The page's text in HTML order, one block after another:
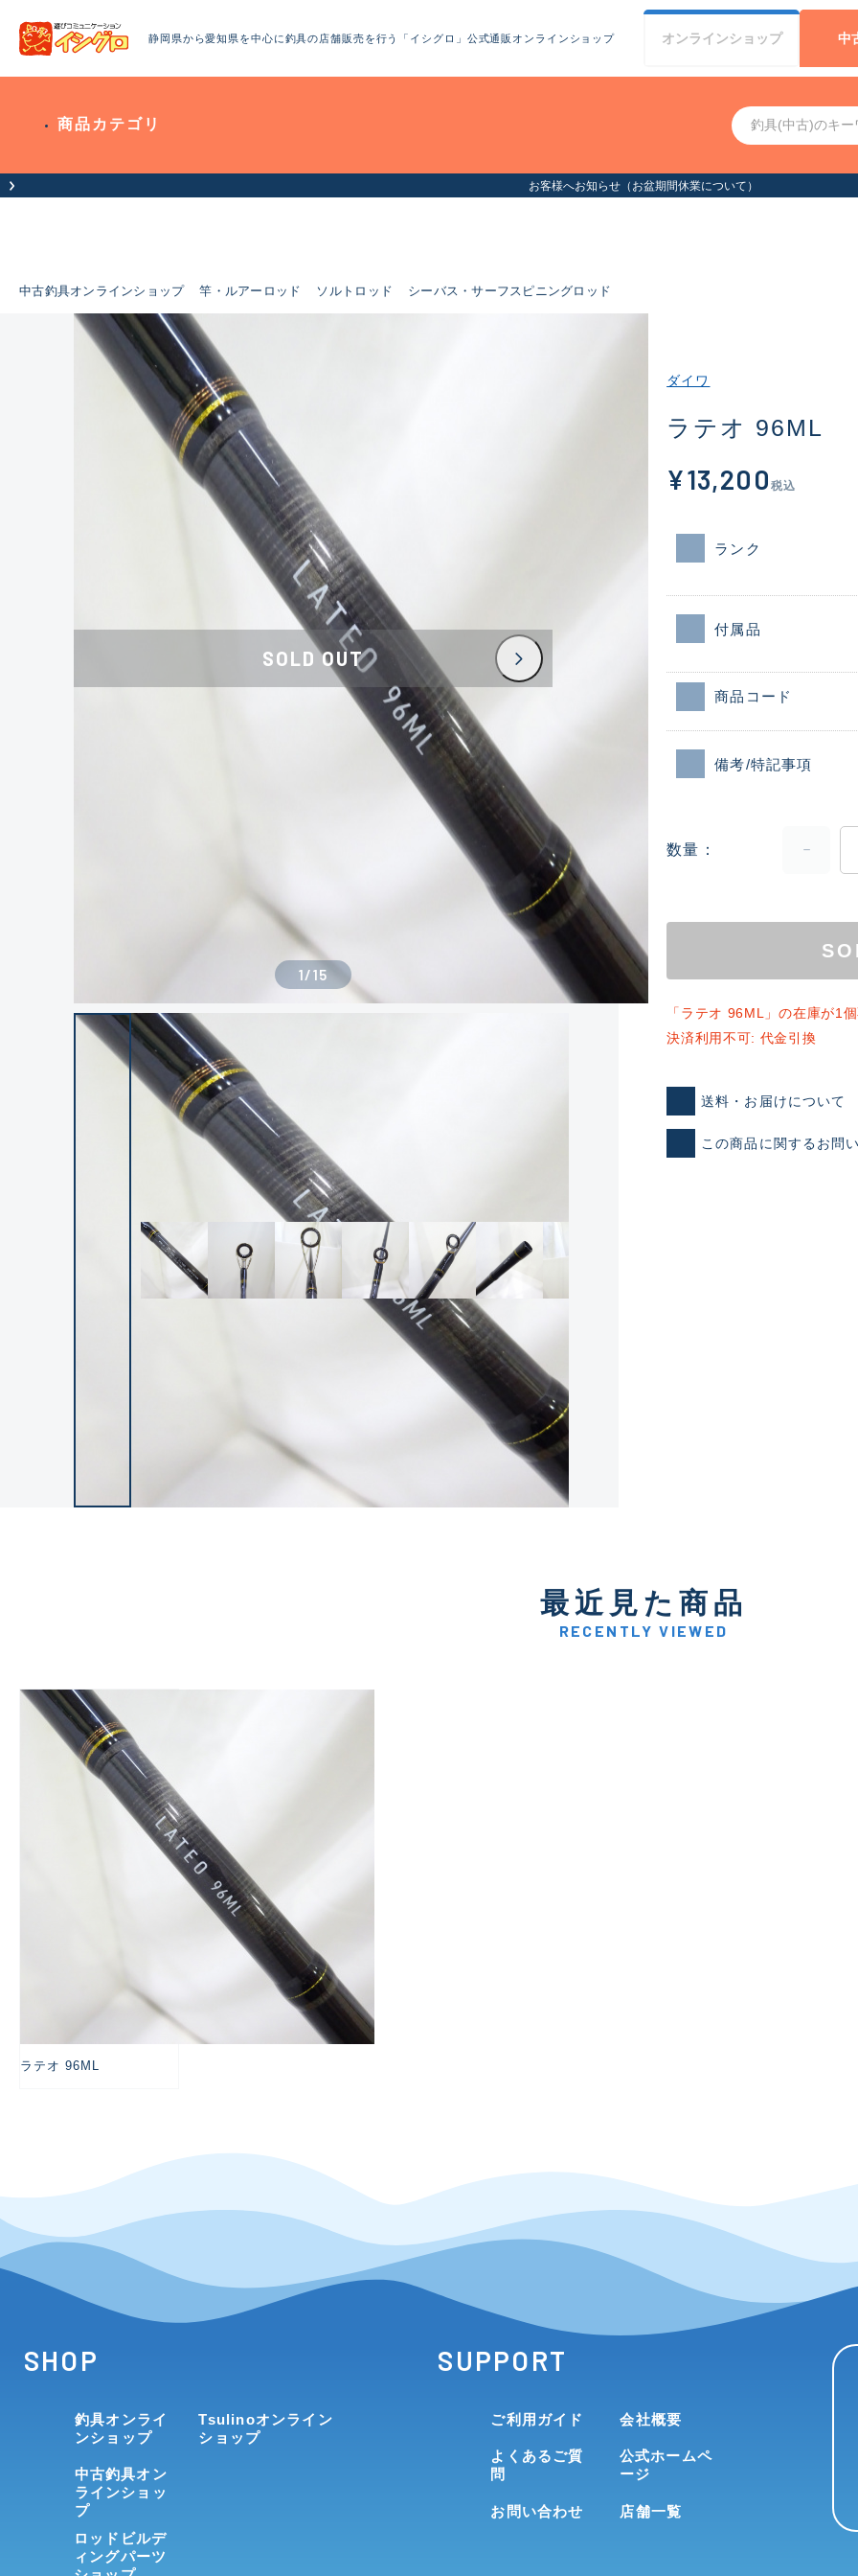
静岡県から愛知県を中心に釣具の店舗販売を行う「イシグロ」公式通販オンラインショップ オンラインショップ 中
商品カテゴリ
お客様へお知らせ（お盆期間休業について）
中古釣具オンラインショップ 竿・ルアーロッド ソルトロッド シーバス・サーフスピニングロッド
新古品（メーカー問屋から
C-
い品
SOLD OUT
1/15
ダイワ
ラテオ 96ML
¥13,200 税込
ランク
付属品
商品コード
備考/特記事項
数量
「ラテオ 96ML」の在庫が1
決済利用不可: 代金引換
送料・お届けについて
この商品に関するお問
最近見た商品
RECENTLY VIEWED
ラテオ 96ML
SHOP
釣具オンライ
ンショップ
中古釣具オン
ラインショッ
プ
ロッドビルデ
ィングパーツ
Tsulinoオンライン
ショップ
SUPPORT
ご利用ガイド
よくあるご質
問
お問い合わせ
会社概要
公式ホームペ
ージ
店舗一覧